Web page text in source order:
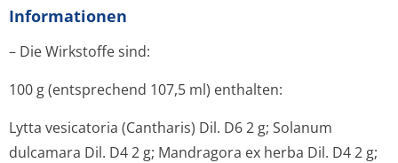
Informationen
– Die Wirkstoffe sind:
100 g (entsprechend 107,5 ml) enthalten:
Lytta vesicatoria (Cantharis) Dil. D6 2 g; Solanum
dulcamara Dil. D4 2 g; Mandragora ex herba Dil. D4 2 g;